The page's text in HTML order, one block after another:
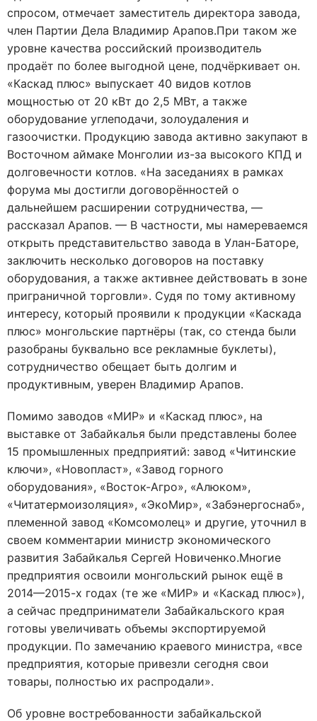
спросом, отмечает заместитель директора завода,
член Партии Дела Владимир Арапов.При таком же
уровне качества российский производитель
продаёт по более выгодной цене, подчёркивает он.
«Каскад плюс» выпускает 40 видов котлов
мощностью от 20 кВт до 2,5 МВт, а также
оборудование углеподачи, золоудаления и
газоочистки. Продукцию завода активно закупают в
Восточном аймаке Монголии из-за высокого КПД и
долговечности котлов. «На заседаниях в рамках
форума мы достигли договорённостей о
дальнейшем расширении сотрудничества, —
рассказал Арапов. — В частности, мы намереваемся
открыть представительство завода в Улан-Баторе,
заключить несколько договоров на поставку
оборудования, а также активнее действовать в зоне
приграничной торговли». Судя по тому активному
интересу, который проявили к продукции «Каскада
плюс» монгольские партнёры (так, со стенда были
разобраны буквально все рекламные буклеты),
сотрудничество обещает быть долгим и
продуктивным, уверен Владимир Арапов.
Помимо заводов «МИР» и «Каскад плюс», на
выставке от Забайкалья были представлены более
15 промышленных предприятий: завод «Читинские
ключи», «Новопласт», «Завод горного
оборудования», «Восток-Агро», «Алюком»,
«Читатермоизоляция», «ЭкоМир», «Забэнергоснаб»,
племенной завод «Комсомолец» и другие, уточнил в
своем комментарии министр экономического
развития Забайкалья Сергей Новиченко.Многие
предприятия освоили монгольский рынок ещё в
2014—2015-х годах (те же «МИР» и «Каскад плюс»),
а сейчас предприниматели Забайкальского края
готовы увеличивать объемы экспортируемой
продукции. По замечанию краевого министра, «все
предприятия, которые привезли сегодня свои
товары, полностью их распродали».
Об уровне востребованности забайкальской